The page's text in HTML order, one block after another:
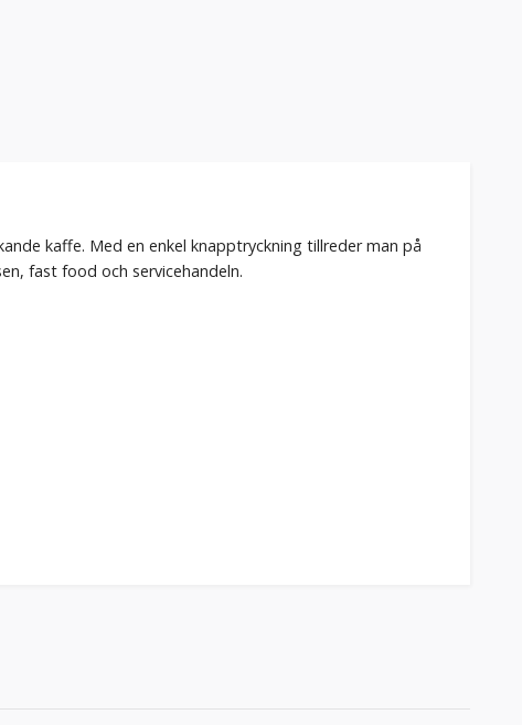
kaffe. Med en enkel knapptryckning tillreder man på
fast food och servicehandeln.